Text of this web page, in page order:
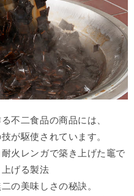
不二食品の商品には、
が駆使されています。
火レンガで築き上げた竈で
げる製法
の美味しさの秘訣。